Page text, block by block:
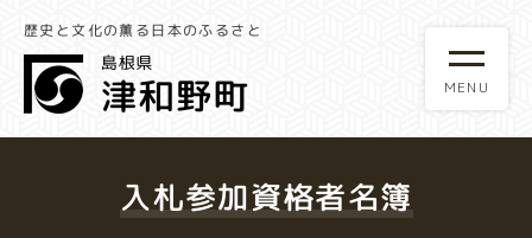
歴史と文化の薫る日本のふるさと
入札参加資格者名簿